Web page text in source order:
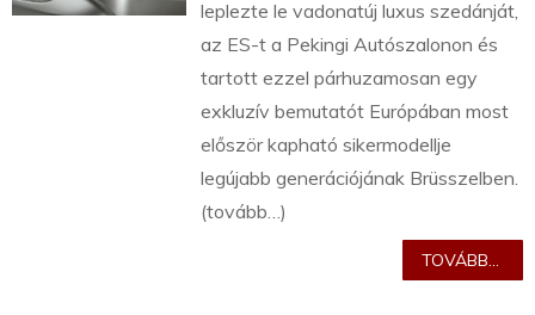
leplezte le vadonatúj luxus szedánját,
az ES-t a Pekingi Autószalonon és
tartott ezzel párhuzamosan egy
exkluzív bemutatót Európában most
először kapható sikermodellje
legújabb generációjának Brüsszelben.
(tovább…)
TOVÁBB...